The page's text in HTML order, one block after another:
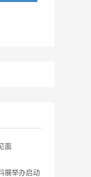
面
展举办启动